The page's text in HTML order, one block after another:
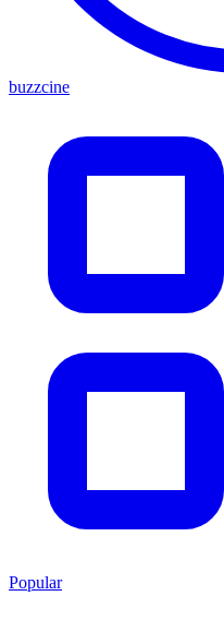
buzzcine
Popular